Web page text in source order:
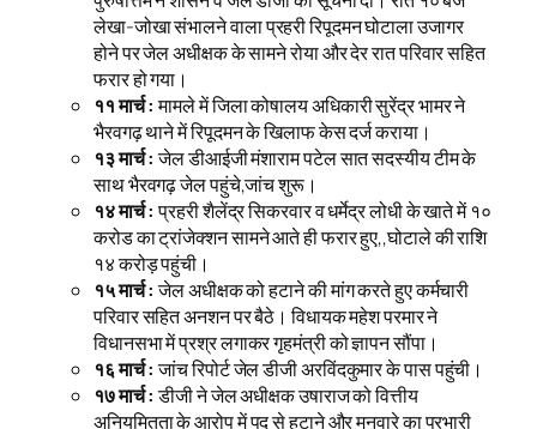
लेखा-जोखा संभालने वाला प्रहरी रिपूदमन घोटाला उजागर
होने पर जेल अधीक्षक के सामने रोया और देर रात परिवार सहित
फरार हो गया।
११ मार्च :मामले में जिला कोषालय अधिकारी सुरेंद्र भामर ने
भैरवगढ़ थाने में रिपूदमन के खिलाफ केस दर्ज कराया।
१३ मार्च :जेल डीआईजी मंशाराम पटेल सात सदस्यीय टीम के
साथ भैरवगढ़ जेल पहुंचे,जांच शुरू।
१४ मार्च :प्रहरी शैलेंद्र सिकरवार व धर्मेद्र लोधी के खाते में १०
करोड का ट्रांजेक्शन सामने आते ही फरार हुए,,घोटाले की राशि
१४ करोड़ पहुंची।
१५ मार्च :जेल अधीक्षक को हटाने की मांग करते हुए कर्मचारी
परिवार सहित अनशन पर बैठे। विधायक महेश परमार ने
विधानसभा में प्रश्र लगाकर गृहमंत्री को ज्ञापन सौंपा।
१६ मार्च :जांच रिपोर्ट जेल डीजी अरविंदकुमार के पास पहुंची।
१७ मार्च :डीजी ने जेल अधीक्षक उषाराज को वित्तीय
अनियमितता के आरोप में पद से हटाने और मनवारे का प्रभारी